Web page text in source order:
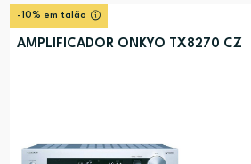
-10% em talão
AMPLIFICADOR ONKYO TX8270 CZ